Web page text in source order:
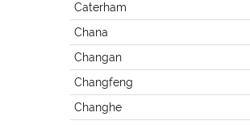
Caterham
Chana
Changan
Changfeng
Changhe